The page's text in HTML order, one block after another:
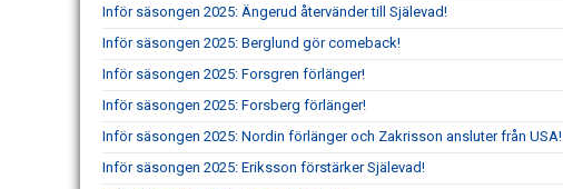
Inför säsongen 2025: Ängerud återvänder till Själevad!
Inför säsongen 2025: Berglund gör comeback!
Inför säsongen 2025: Forsgren förlänger!
Inför säsongen 2025: Forsberg förlänger!
Inför säsongen 2025: Nordin förlänger och Zakrisson ansluter från USA!
Inför säsongen 2025: Eriksson förstärker Själevad!